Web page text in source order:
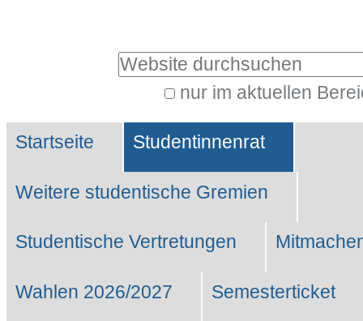
Website durchsuchen
nur im aktuellen
Suche…
Sektionen
Startseite Studentinnenrat
Weitere studentische Gremien
Studentische Vertretungen
Wahlen 2026/2027 Semesterticket